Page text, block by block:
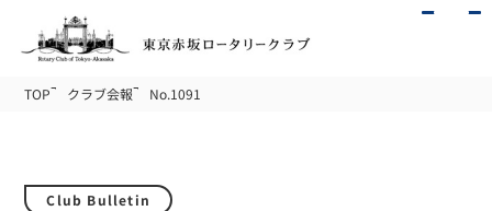
TOP クラブ会報 No.1091
Club Bulletin